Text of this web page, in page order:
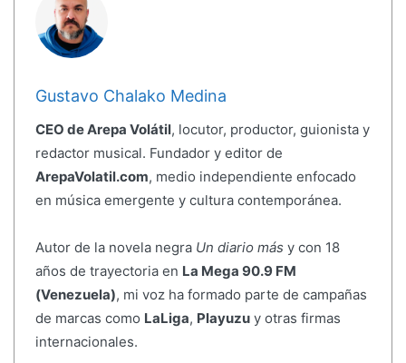
Gustavo Chalako Medina
CEO de Arepa Volátil, locutor, productor, guionista y
redactor musical. Fundador y editor de
ArepaVolatil.com, medio independiente enfocado
en música emergente y cultura contemporánea.
Autor de la novela negra Un diario más y con 18
años de trayectoria en La Mega 90.9 FM
(Venezuela), mi voz ha formado parte de campañas
de marcas como LaLiga, Playuzuy otras firmas
internacionales.